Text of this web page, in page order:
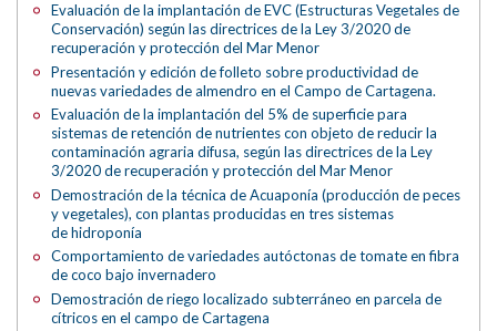
Evaluación de la implantación de EVC (Estructuras Vegetales de
Conservación) según las directrices de la Ley 3/2020 de
recuperación y protección del Mar Menor
Presentación y edición de folleto sobre productividad de
nuevas variedades de almendro en el Campo de Cartagena.
Evaluación de la implantación del 5% de superficie para
sistemas de retención de nutrientes con objeto de reducir la
contaminación agraria difusa, según las directrices de la Ley
3/2020 de recuperación y protección del Mar Menor
Demostración de la técnica de Acuaponía (producción de peces
y vegetales), con plantas producidas en tres sistemas
de hidroponía
Comportamiento de variedades autóctonas de tomate en fibra
de coco bajo invernadero
Demostración de riego localizado subterráneo en parcela de
cítricos en el campo de Cartagena